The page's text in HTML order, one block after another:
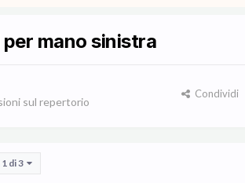
mano sinistra
sul repertorio
Condividi
di 3